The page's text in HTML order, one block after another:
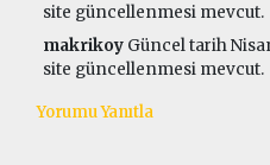
site güncellenmesi mevcut.
makrikoy Güncel tarih
site güncellenmesi mevcut.
Yorumu Yanıtla